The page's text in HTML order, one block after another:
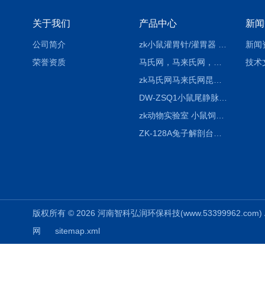
关于我们
公司简介
荣誉资质
产品中心 新
新闻
技术
版权所有 © 2026 河南智科弘润环保科技
网
sitemap.xml